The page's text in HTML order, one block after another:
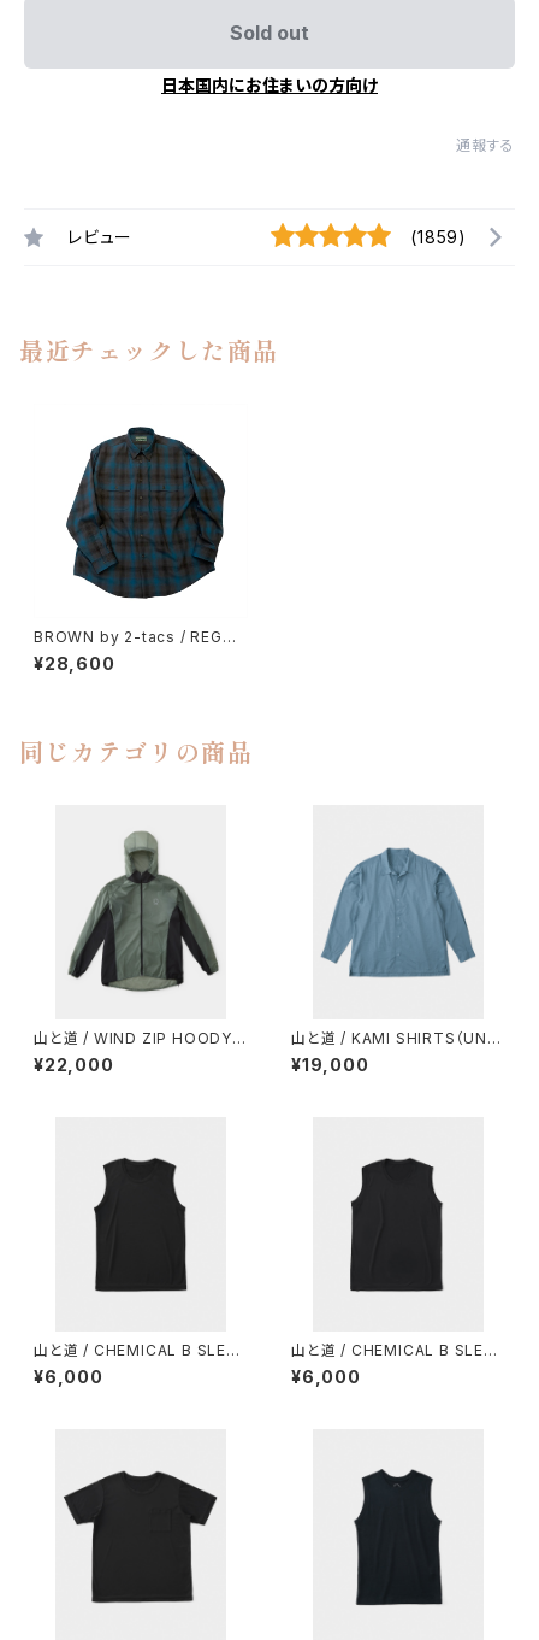
Sold out
日本国内にお住まいの方向け
通報する
レビュー (1859)
最近チェックした商品
BROWN by 2-tacs / REGUL
AR COLLAR
¥28,600
同じカテゴリの商品
山と道 / WIND ZIP HOODY
（UNISEX）
¥22,000
山と道 / KAMI SHIRTS（UNIS
EX）
¥19,000
山と道 / CHEMICAL B SLEEV
ELESS（MEN）
¥6,000
山と道 / CHEMICAL B SLEEV
ELESS（WOMEN）
¥6,000